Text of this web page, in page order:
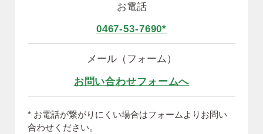
お電話
0467-53-7690*
メール（フォーム）
お問い合わせフォームへ
* お電話が繋がりにくい場合はフォームよりお問い
合わせください。